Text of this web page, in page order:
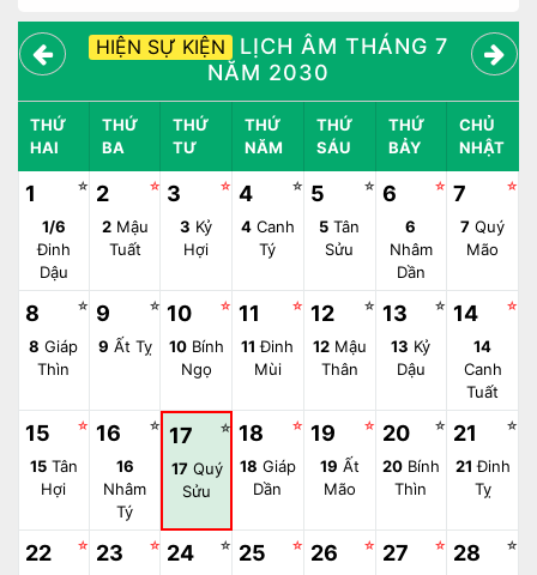
HIỆN SỰ KIỆN
LỊCH ÂM THÁNG 7
NĂM 2030
THỨ
HAI
THỨ
BA
THỨ
TƯ
THỨ
NĂM
THỨ
SÁU
THỨ
BẢY
CHỦ
NHẬT
1 ☆
1/6
Đinh
Dậu
2 ☆
2Mậu
Tuất
3 ☆
3 Kỷ
Hợi
4 ☆
4Canh
Tý
5 ☆
5 Tân
Sửu
6 ☆
6
Nhâm
Dần
7 ☆
7 Quý
Mão
8 ☆
8 Giáp
Thìn
9 ☆
9 Ất Tỵ
10 ☆
10Bính
Ngọ
11 ☆
11 Đinh
Mùi
12 ☆
12Mậu
Thân
13 ☆
13 Kỷ
Dậu
14 ☆
14
Canh
Tuất
15 ☆
15Tân
Hợi
16 ☆
16
Nhâm
Tý
17 ☆
17Quý
Sửu
18 ☆
18 Giáp
Dần
19 ☆
19 Ất
Mão
20 ☆
20Bính
Thìn
21 ☆
21 Đinh
Tỵ
22 ☆ 23 ☆ 24 ☆ 25 ☆ 26 ☆ 27 ☆ 28 ☆